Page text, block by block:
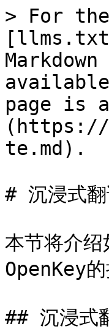
> For
page is
(https://
te.md).
# 沉浸式
本节将介
OpenKey的
## 沉浸式